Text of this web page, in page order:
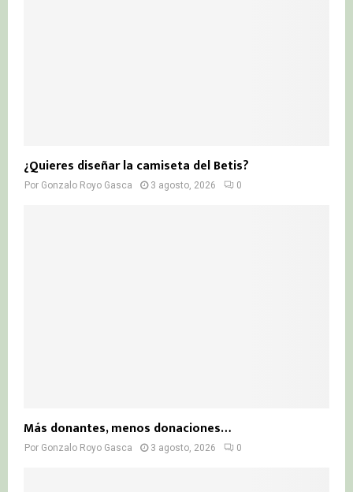
¿Quieres diseñar la camiseta del Betis?
Por Gonzalo Royo Gasca 3 agosto, 2026 0
Más donantes, menos donaciones…
Por Gonzalo Royo Gasca 3 agosto, 2026 0